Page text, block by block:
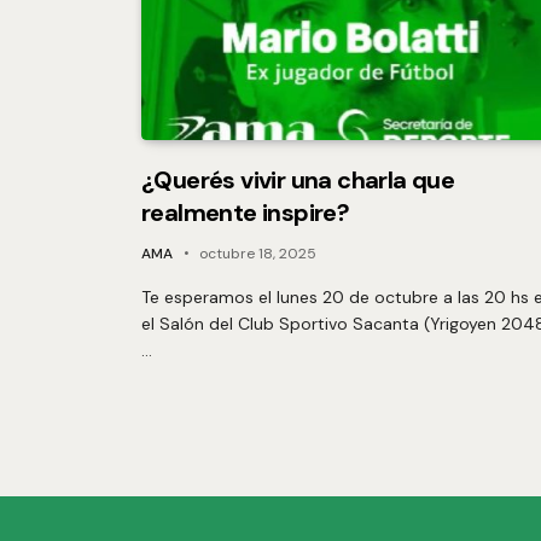
¿Querés vivir una charla que
realmente inspire?
AMA octubre 18, 2025
Te esperamos el lunes 20 de octubre a las 20 hs
el Salón del Club Sportivo Sacanta (Yrigoyen
…